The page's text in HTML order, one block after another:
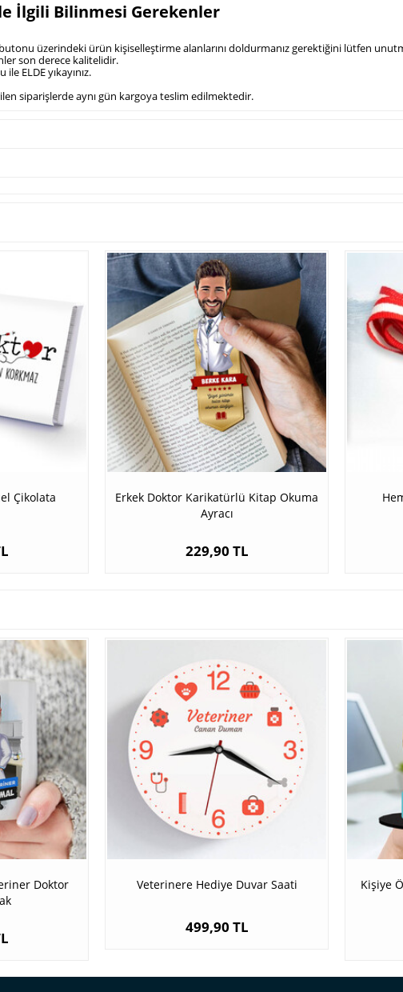
İlgili Bilinmesi Gerekenler
üzerindeki ürün kişiselleştirme alanlarını doldurmanız gerektiğini lütfen
son derece kalitelidir.
ELDE yıkayınız.
siparişlerde aynı gün kargoya teslim edilmektedir.
Çikolata
Erkek Doktor Karikatürlü Kitap Okuma
Ayracı
229,90 TL
Doktor
Veterinere Hediye Duvar Saati
499,90 TL
Kişiye